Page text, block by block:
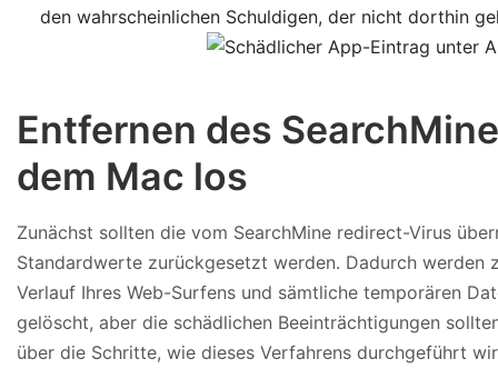
den wahrscheinlichen Schuldigen, der nicht dorthin
Entfernen des
dem Mac los
Zunächst sollten die vom SearchMine redirect-Virus
Standardwerte zurückgesetzt werden. Dadurch werden
Verlauf Ihres Web-Surfens und sämtliche temporären
gelöscht, aber die schädlichen Beeinträchtigungen
über die Schritte, wie dieses Verfahrens durchgeführt